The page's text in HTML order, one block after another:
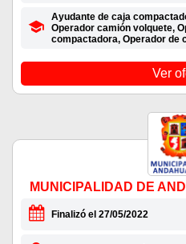
Ayudante de caja
Operador camión volquete,
compactadora, Operador de
Ver
MUNICIPALIDAD DE
Finalizó el 27/05/2022